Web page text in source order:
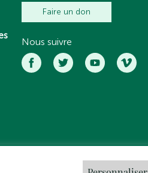
Faire un don
Nous suivre